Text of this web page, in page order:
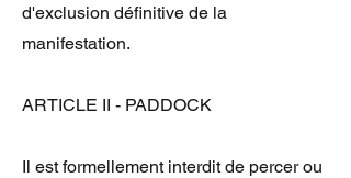
d'exclusion définitive de la
manifestation.
ARTICLE II - PADDOCK
Il est formellement interdit de percer ou